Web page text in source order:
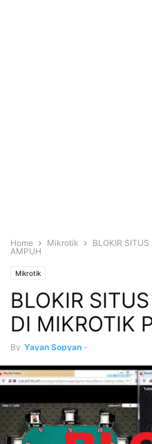
Home Mikrotik
BLOKIR
AMPUH
Mikrotik
BLOKIR
DI MIKROTIK
By Yayan Sopyan -